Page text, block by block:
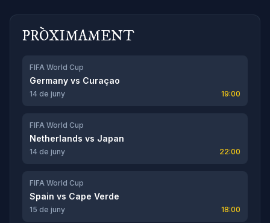
PRÒXIMAMENT
FIFA World Cup
Germany vs Curaçao
14 de juny 19:00
FIFA World Cup
Netherlands vs Japan
14 de juny 22:00
FIFA World Cup
Spain vs Cape Verde
15 de juny 18:00